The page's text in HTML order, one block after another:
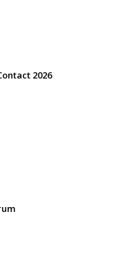
2026